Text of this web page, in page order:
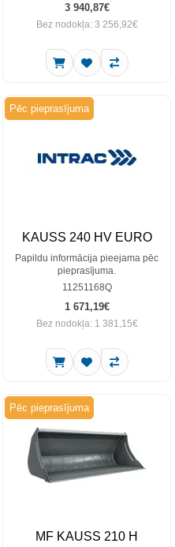
3 940,87€
Bez nodokļa: 3 256,92€
Pēc pieprasījuma
KAUSS 240 HV EURO
Papildu informācija pieejama pēc
pieprasījuma.
11251168Q
1 671,19€
Bez nodokļa: 1 381,15€
Pēc pieprasījuma
MF KAUSS 210 H